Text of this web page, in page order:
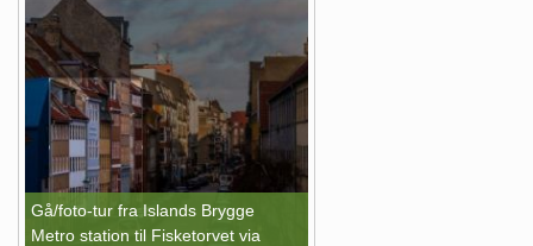
Gå/foto-tur fra Islands Brygge
Metro station til Fisketorvet via